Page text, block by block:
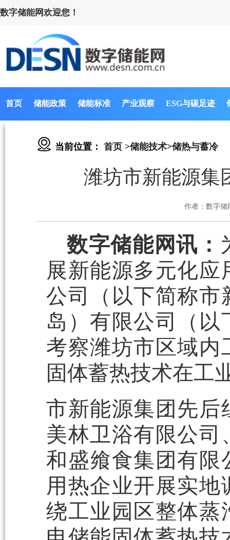
数字储能网欢迎您！
首页 储能政策 储能标准 产业观察 ESG与碳足迹
当前位置： 首页 >储能技术>储热与蓄冷
潍坊市新能源集
作者：数字储
数字储能网讯：
展新能源多元化
公司（以下简称市
岛）有限公司（
考察潍坊市区域内
固体蓄热技术在工
市新能源集团先后
美林卫浴有限公
和盛飨食集团有限
用热企业开展实
绕工业园区整体蒸